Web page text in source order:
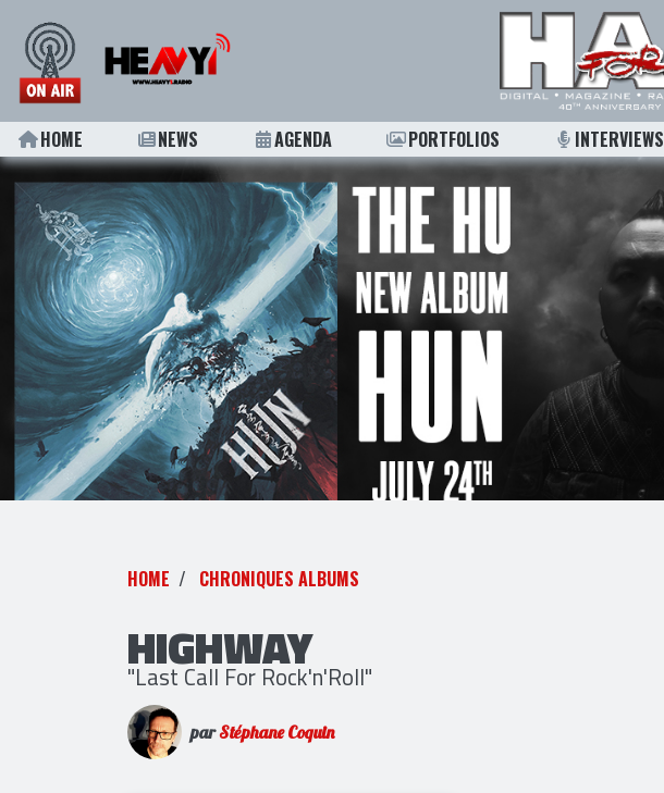
HOME NEWS AGENDA PORTFOLIOS INTERVIEWS
HIGHWAY
"Last Call For Rock'n'Roll"